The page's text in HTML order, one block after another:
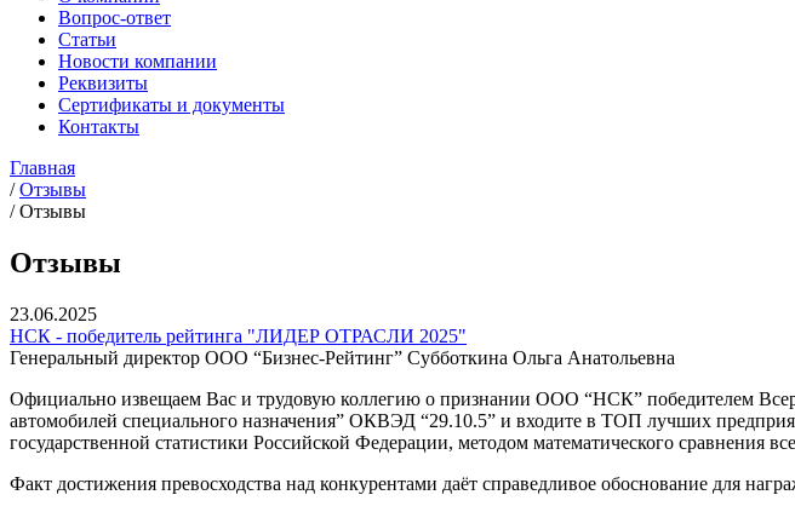
Вопрос-ответ
Статьи
Новости компании
Реквизиты
Сертификаты и документы
Контакты
Главная
/Отзывы
/Отзывы
Отзывы
23.06.2025
НСК - победитель рейтинга "ЛИДЕР ОТРАСЛИ 2025"
Генеральный директор ООО “Бизнес-Рейтинг” Субботкина Ольга Анатольевна
Официально извещаем Вас и трудовую коллегию о признании ООО “НСК” победителем
автомобилей специального назначения” ОКВЭД “29.10.5” и входите в ТОП лучших
государственной статистики Российской Федерации, методом математического сравнения
Факт достижения превосходства над конкурентами даёт справедливое обоснование для